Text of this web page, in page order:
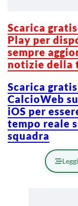
Scarica
Play per
sempre
notizie della
Scarica
CalcioWeb
iOS per
tempo reale
squadra